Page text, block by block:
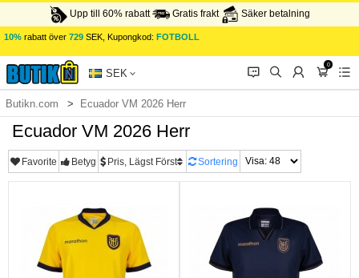
Upp till 60% rabatt Gratis frakt Säker betalning
10% rabatt över 729 SEK, Kupongkod: FOTBOLL
SEK 󰂱 󰂨 󰃳
0
󰃦 󰃖
Butikn.com Ecuador VM 2026 Herr
Ecuador VM 2026 Herr
Favorite Betyg Pris, Lägst Först Sortering